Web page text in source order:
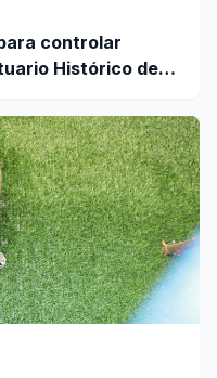
controlar
Histórico de